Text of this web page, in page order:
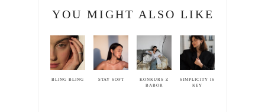
YOU MIGHT ALSO LIKE
BLING BLING STAY SOFT
KONKURS Z
BABOR
SIMPLICITY IS
KEY